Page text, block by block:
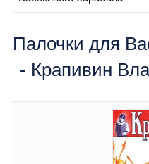
Палочки для
- Крапивин